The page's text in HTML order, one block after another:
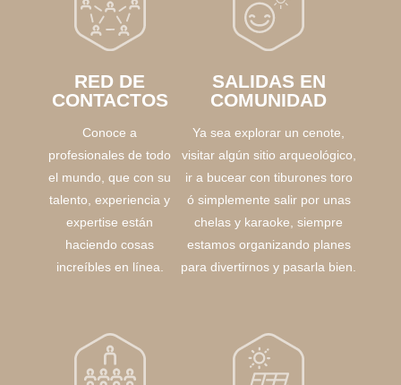
RED DE
CONTACTOS
Conoce a
profesionales de todo
el mundo, que con su
talento, experiencia y
expertise están
haciendo cosas
increíbles en línea.
SALIDAS EN
COMUNIDAD
Ya sea explorar un cenote,
visitar algún sitio arqueológico,
ir a bucear con tiburones toro
ó simplemente salir por unas
chelas y karaoke, siempre
estamos organizando planes
para divertirnos y pasarla bien.